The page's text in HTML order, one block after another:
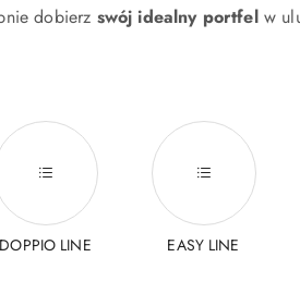
dobierz swój idealny portfelw
DOPPIO LINE EASY LINE